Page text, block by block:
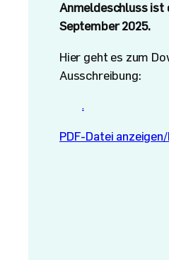
Anmeldeschluss ist
September 2025.
Hier geht es zum
Ausschreibung:
.
PDF-Datei